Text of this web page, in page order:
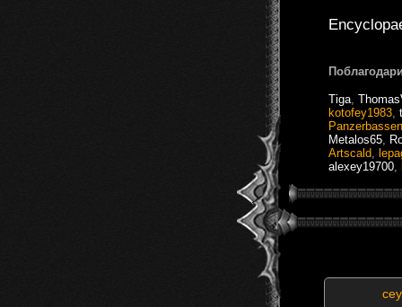
Tiga
kotofey1983
Panzerbassen
Metalos65
Artscald
alexey19700
cey